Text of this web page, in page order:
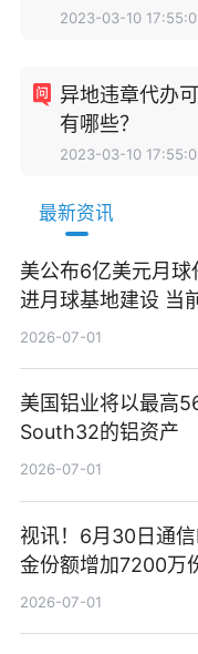
2023-03-10
异地违章代办
有哪些？
2023-03-10
最新资讯
美公布6亿美元月球
进月球基地建设 当
2026-07-01
美国铝业将以最高
South32的铝资产
2026-07-01
视讯！6月30日通
金份额增加7200万
易盛、中际旭创、立
2026-07-01